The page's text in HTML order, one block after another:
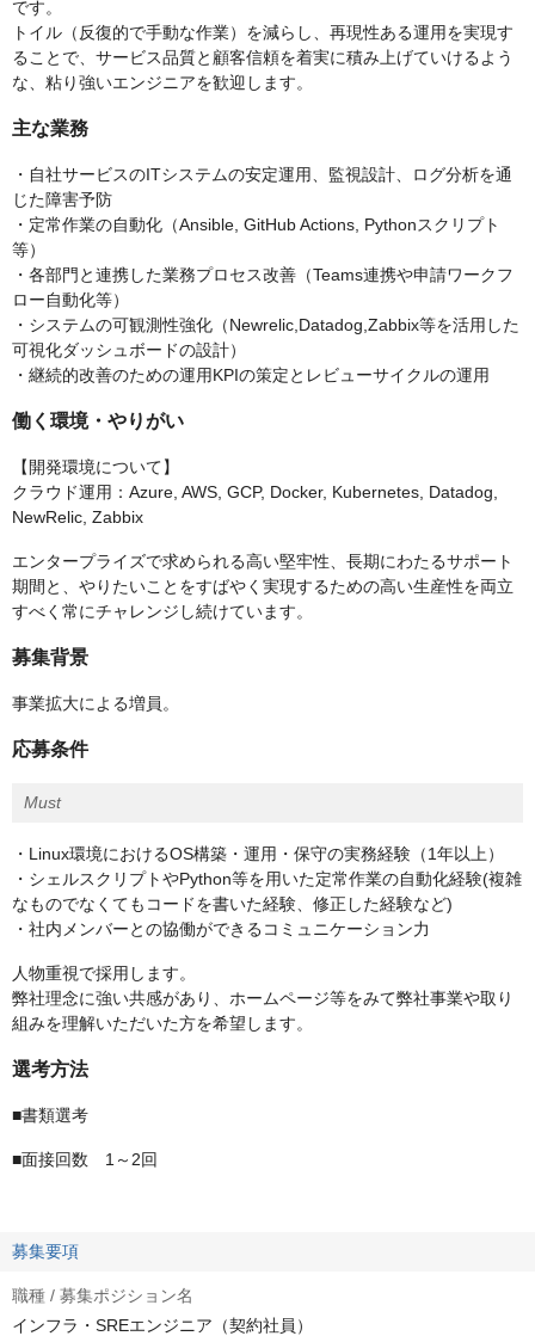
です。
トイル（反復的で手動な作業）を減らし、再現性ある運用を実現す
ることで、サービス品質と顧客信頼を着実に積み上げていけるよう
な、粘り強いエンジニアを歓迎します。
主な業務
・自社サービスのITシステムの安定運用、監視設計、ログ分析を通
じた障害予防
・定常作業の自動化（Ansible, GitHub Actions, Pythonスクリプト
等）
・各部門と連携した業務プロセス改善（Teams連携や申請ワークフ
ロー自動化等）
・システムの可観測性強化（Newrelic,Datadog,Zabbix等を活用した
可視化ダッシュボードの設計）
・継続的改善のための運用KPIの策定とレビューサイクルの運用
働く環境・やりがい
【開発環境について】
クラウド運用：Azure, AWS, GCP, Docker, Kubernetes, Datadog,
NewRelic, Zabbix
エンタープライズで求められる高い堅牢性、長期にわたるサポート
期間と、やりたいことをすばやく実現するための高い生産性を両立
すべく常にチャレンジし続けています。
募集背景
事業拡大による増員。
応募条件
Must
・Linux環境におけるOS構築・運用・保守の実務経験（1年以上）
・シェルスクリプトやPython等を用いた定常作業の自動化経験(複雑
なものでなくてもコードを書いた経験、修正した経験など)
・社内メンバーとの協働ができるコミュニケーション力
人物重視で採用します。
弊社理念に強い共感があり、ホームページ等をみて弊社事業や取り
組みを理解いただいた方を希望します。
選考方法
■書類選考
■面接回数 1～2回
募集要項
職種 / 募集ポジション名
インフラ・SREエンジニア（契約社員）